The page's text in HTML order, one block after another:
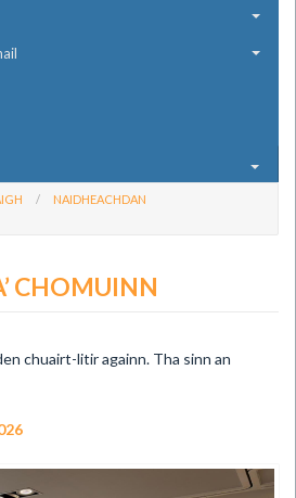
NAIDHEACHDAN
CHOMUINN
chuairt-litir againn. Tha sinn an